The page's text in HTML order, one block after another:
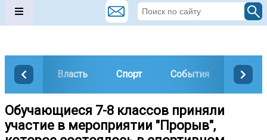
Власть Спорт События
Обучающиеся 7-8 классов приняли
участие в мероприятии "Прорыв",